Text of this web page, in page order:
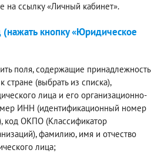
на ссылку «Личный кабинет».
кнопку «Юридическое
поля, содержащие принадлежность
стране (выбрать из списка),
лица и его организационно-
ИНН (идентификационный номер
код ОКПО (Классификатор
фамилию, имя и отчество
лица;